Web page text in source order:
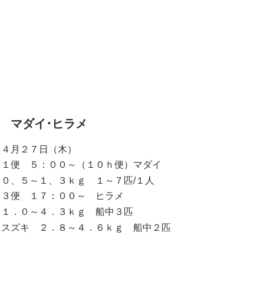
マダイ･ヒラメ
４月２７日（木）
１便 ５：００～（１０ｈ便）マダイ
０、５～１、３ｋｇ １～７匹/１人
３便 １７：００～ ヒラメ
１．０～４．３ｋｇ 船中３匹
スズキ ２．８～４．６ｋｇ 船中２匹